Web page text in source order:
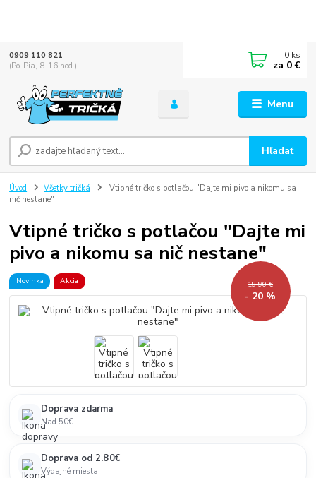
Menu
Hľadať
0909 110 821
(Po-Pia, 8-16 hod.)
0 ks
za 0 €
Úvod Všetky tričká
Vtipné tričko s potlačou "Dajte mi pivo a nikomu sa
nič nestane"
Vtipné tričko s potlačou "Dajte mi
pivo a nikomu sa nič nestane"
Novinka Akcia 19,90 €
- 20 %
Doprava zdarma
Nad 50€
Doprava od 2.80€
Výdajné miesta